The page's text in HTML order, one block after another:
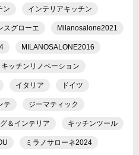
ン インテリアキッチン
スグローエ Milanosalone2021
MILANOSALONE2016
キッチンリノベーション
イタリア ドイツ
テ ジーマティック
＆インテリア キッチンツール
ミラノサローネ2024